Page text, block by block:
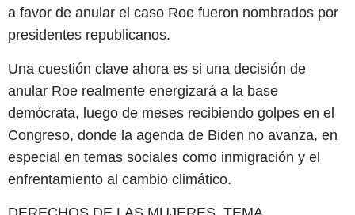
a favor de anular el caso Roe fueron nombrados por
presidentes republicanos.
Una cuestión clave ahora es si una decisión de
anular Roe realmente energizará a la base
demócrata, luego de meses recibiendo golpes en el
Congreso, donde la agenda de Biden no avanza, en
especial en temas sociales como inmigración y el
enfrentamiento al cambio climático.